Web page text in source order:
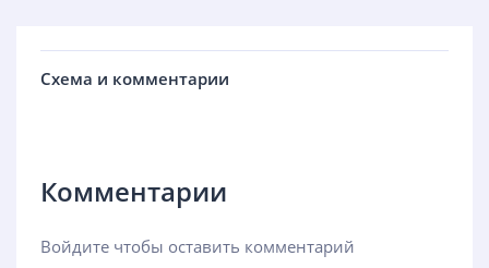
Схема и комментарии
Комментарии
Войдите чтобы оставить комментарий